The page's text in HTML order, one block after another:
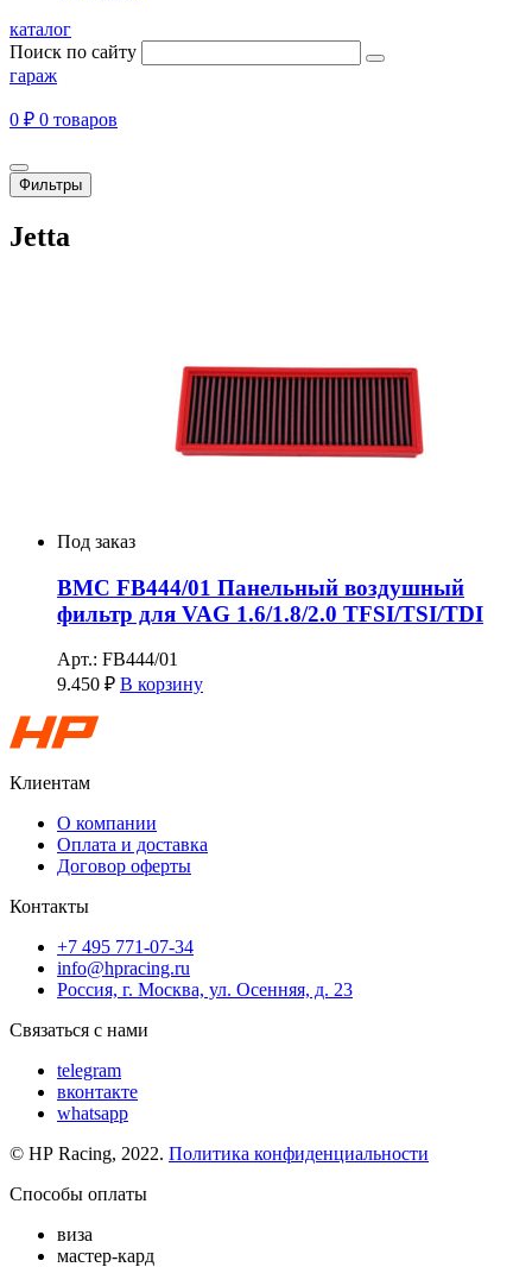
каталог
Поиск по сайту
гараж
0 ₽ 0 товаров
Фильтры
Jetta
Под заказ
BMC FB444/01 Панельный воздушный
фильтр для VAG 1.6/1.8/2.0 TFSI/TSI/TDI
Арт.: FB444/01
9.450 ₽ В корзину
Клиентам
О компании
Оплата и доставка
Договор оферты
Контакты
+7 495 771-07-34
info@hpracing.ru
Россия, г. Москва, ул. Осенняя, д. 23
Связаться с нами
telegram
вконтакте
whatsapp
© HP Racing, 2022. Политика конфиденциальности
Способы оплаты
виза
мастер-кард